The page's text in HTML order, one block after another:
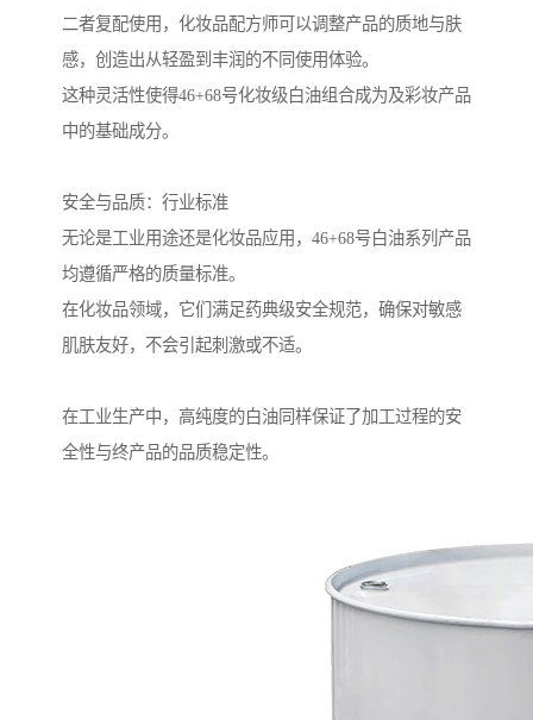
二者复配使用，化妆品配方师可以调整产品的质地与肤
感，创造出从轻盈到丰润的不同使用体验。
这种灵活性使得46+68号化妆级白油组合成为及彩妆产品
中的基础成分。
安全与品质：行业标准
无论是工业用途还是化妆品应用，46+68号白油系列产品
均遵循严格的质量标准。
在化妆品领域，它们满足药典级安全规范，确保对敏感
肌肤友好，不会引起刺激或不适。
在工业生产中，高纯度的白油同样保证了加工过程的安
全性与终产品的品质稳定性。